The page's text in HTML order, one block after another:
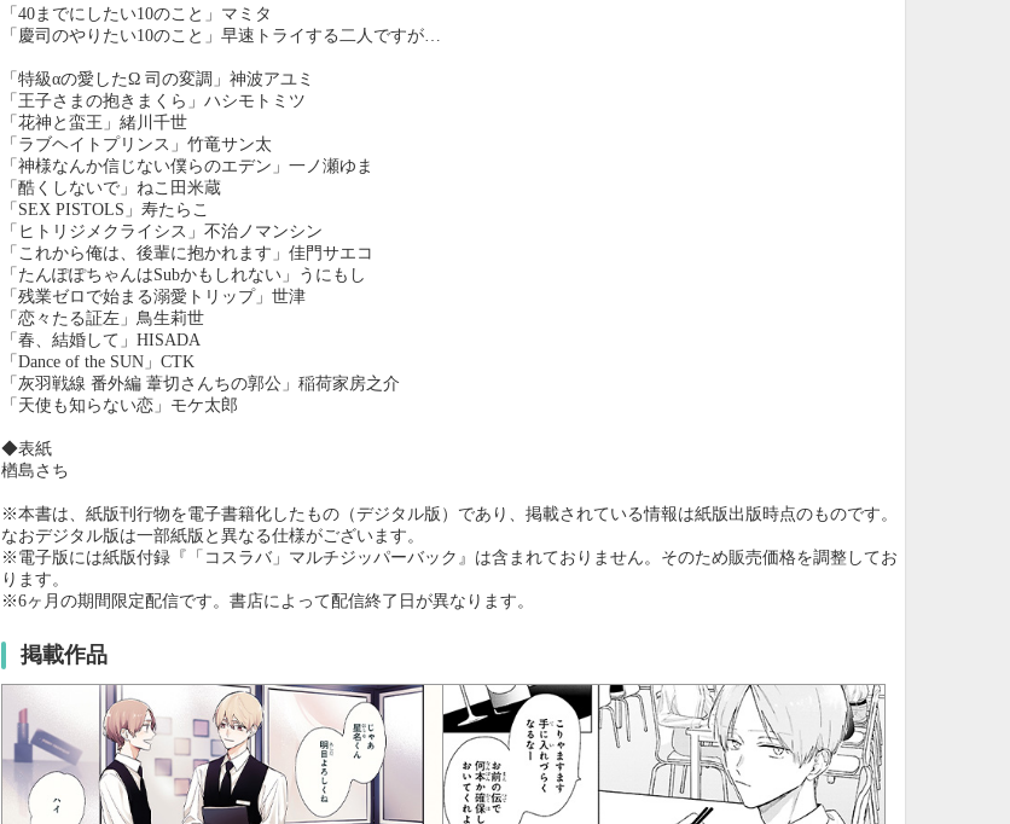
「40までにしたい10のこと」マミタ
「慶司のやりたい10のこと」早速トライする二人ですが…
「特級αの愛したΩ 司の変調」神波アユミ
「王子さまの抱きまくら」ハシモトミツ
「花神と蛮王」緒川千世
「ラブヘイトプリンス」竹竜サン太
「神様なんか信じない僕らのエデン」一ノ瀬ゆま
「酷くしないで」ねこ田米蔵
「SEX PISTOLS」寿たらこ
「ヒトリジメクライシス」不治ノマンシン
「これから俺は、後輩に抱かれます」佳門サエコ
「たんぽぽちゃんはSubかもしれない」うにもし
「残業ゼロで始まる溺愛トリップ」世津
「恋々たる証左」鳥生莉世
「春、結婚して」HISADA
「Dance of the SUN」CTK
「灰羽戦線 番外編 葦切さんちの郭公」稲荷家房之介
「天使も知らない恋」モケ太郎
◆表紙
楢島さち
※本書は、紙版刊行物を電子書籍化したもの（デジタル版）であり、掲載されている情報は紙版出版時点のものです。
なおデジタル版は一部紙版と異なる仕様がございます。
※電子版には紙版付録『「コスラバ」マルチジッパーバック』は含まれておりません。そのため販売価格を調整してお
ります。
※6ヶ月の期間限定配信です。書店によって配信終了日が異なります。
掲載作品
9月
TUE WED THU FRI SAT
1 2 3 4
5
8
15 16 17 18
19
29 30
10月
SUN MON
1 2
3
11
12 13 14